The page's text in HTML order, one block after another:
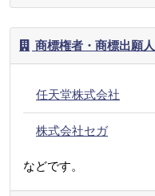
商標権者・商標出願人
任天堂株式会社
株式会社セガ
などです。